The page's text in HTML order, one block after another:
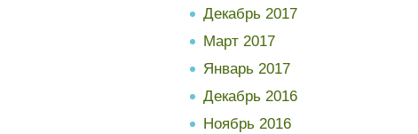
Декабрь 2017
Март 2017
Январь 2017
Декабрь 2016
Ноябрь 2016